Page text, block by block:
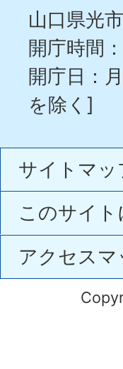
山口県光
開庁時間
開庁日：
を除く]
サイトマッ
このサイト
アクセスマ